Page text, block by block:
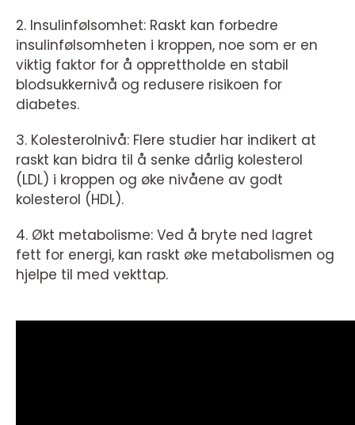
2. Insulinfølsomhet: Raskt kan forbedre
insulinfølsomheten i kroppen, noe som er en
viktig faktor for å opprettholde en stabil
blodsukkernivå og redusere risikoen for
diabetes.
3. Kolesterolnivå: Flere studier har indikert at
raskt kan bidra til å senke dårlig kolesterol
(LDL) i kroppen og øke nivåene av godt
kolesterol (HDL).
4. Økt metabolisme: Ved å bryte ned lagret
fett for energi, kan raskt øke metabolismen og
hjelpe til med vekttap.